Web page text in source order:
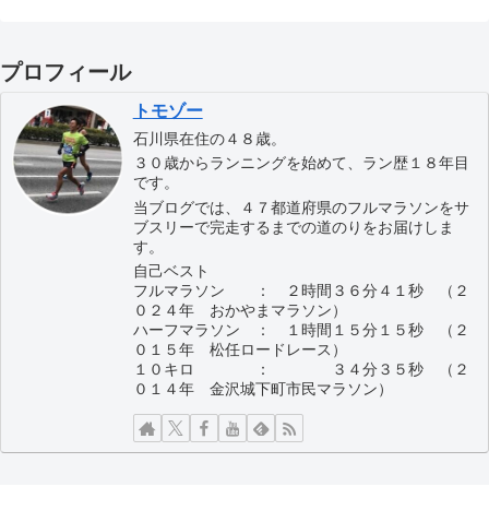
プロフィール
トモゾー
石川県在住の４８歳。
３０歳からランニングを始めて、ラン歴１８年目
です。
当ブログでは、４７都道府県のフルマラソンをサ
ブスリーで完走するまでの道のりをお届けしま
す。
自己ベスト
フルマラソン ： ２時間３６分４１秒 （２
０２４年 おかやまマラソン）
ハーフマラソン ： １時間１５分１５秒 （２
０１５年 松任ロードレース）
１０キロ ： ３４分３５秒 （２
０１４年 金沢城下町市民マラソン）